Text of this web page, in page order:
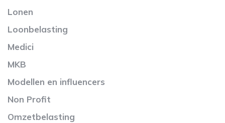
Lonen
Loonbelasting
Medici
MKB
Modellen en influencers
Non Profit
Omzetbelasting